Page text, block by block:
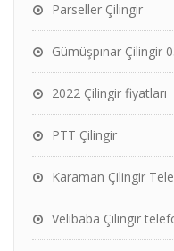
Parseller Çilingir
Gümüşpınar Çilingir
2022 Çilingir fiyatları
PTT Çilingir
Karaman Çilingir
Velibaba Çilingir